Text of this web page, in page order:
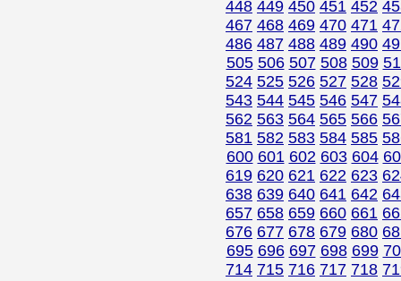
448 449 450 451 452
467 468 469 470 471
486 487 488 489 490
505 506 507 508 509
524 525 526 527 528
543 544 545 546 547
562 563 564 565 566
581 582 583 584 585
600 601 602 603 604
619 620 621 622 623
638 639 640 641 642
657 658 659 660 661
676 677 678 679 680
695 696 697 698 699
714 715 716 717 718